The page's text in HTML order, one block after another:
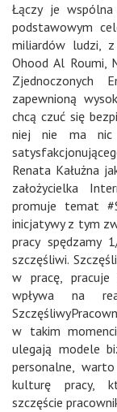
Łączy je
podstawowym
miliardów ludzi,
Ohood Al Roumi,
Zjednoczonych
zapewnioną
chcą czuć się
niej nie ma nic
Renata Kałużna
założycielka
promuje temat #
inicjatywy z tym
pracy spędzamy
szczęśliwi.
w pracę, pracuje
wpływa na
w takim
ulegają modele
personalne,
kulturę pracy,
szczęście